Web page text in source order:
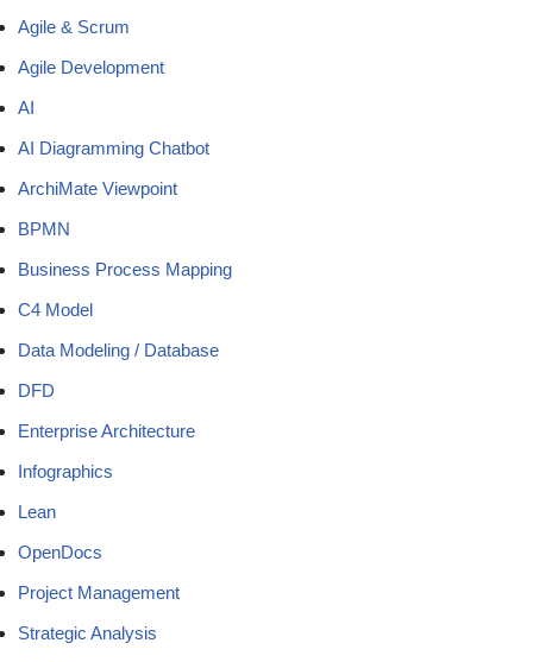
Agile & Scrum
Agile Development
AI
AI Diagramming Chatbot
ArchiMate Viewpoint
BPMN
Business Process Mapping
C4 Model
Data Modeling / Database
DFD
Enterprise Architecture
Infographics
Lean
OpenDocs
Project Management
Strategic Analysis